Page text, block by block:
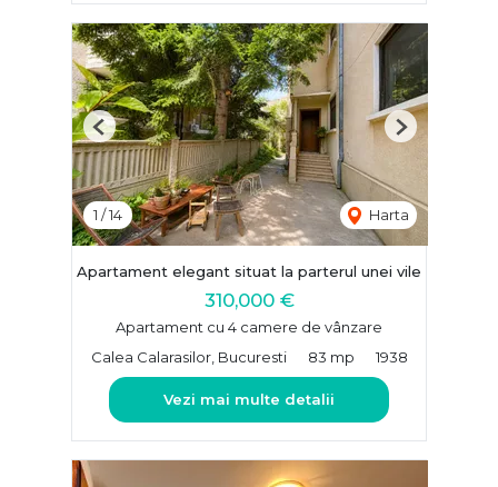
1 /14 Harta
Previous Next
Apartament elegant situat la parterul unei vile
310,000 €
Apartament cu 4 camere de vânzare
Calea Calarasilor, Bucuresti
83 mp 1938
Vezi mai multe detalii